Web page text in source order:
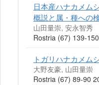
日本産ハナカメム
概説と属・種への
山田量崇, 安永智秀
Rostria (67) 139-
トガリハナカメム
大野友豪, 山田量崇
Rostria (67) 89-90